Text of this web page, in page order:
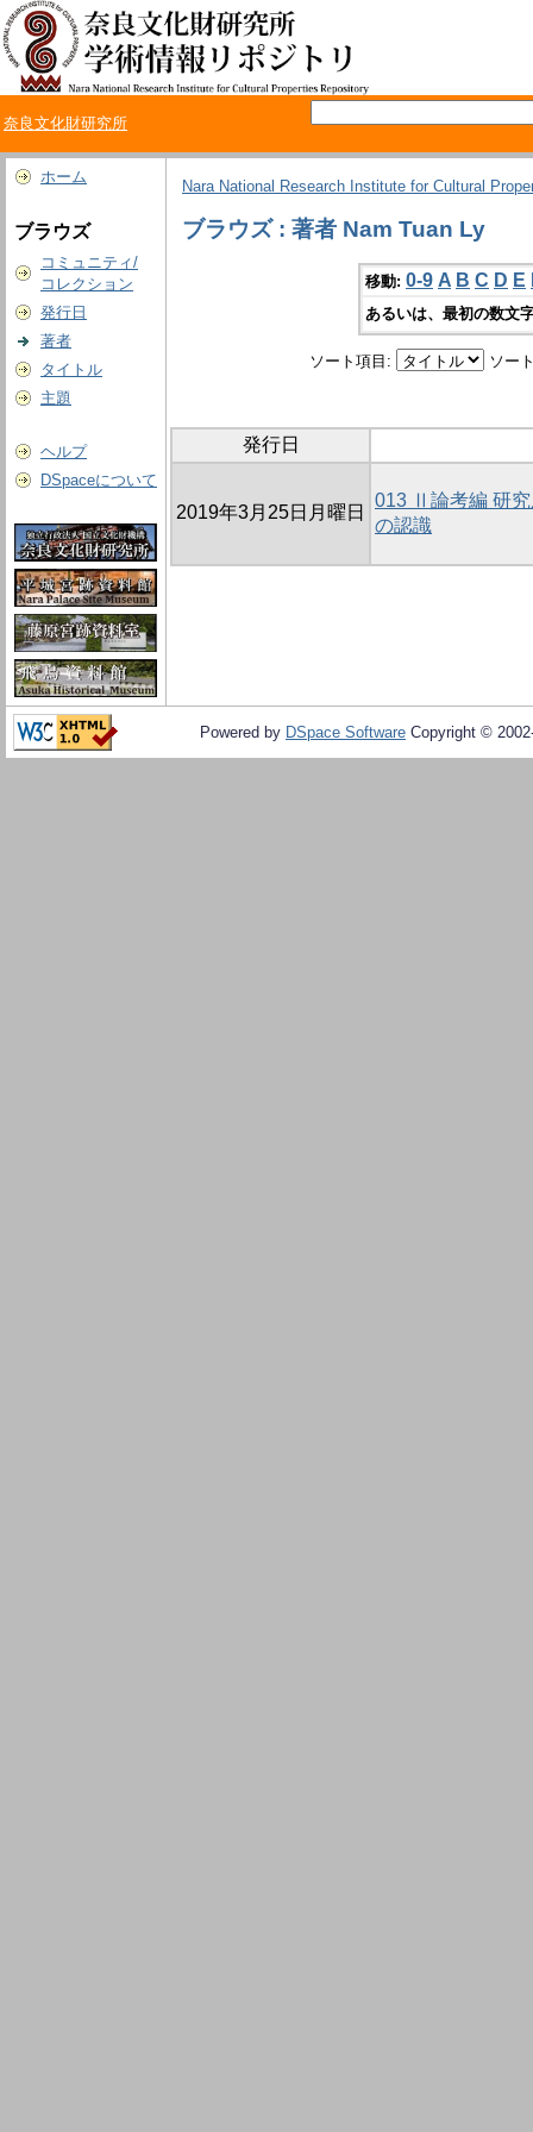
奈良文化財研究所
ホーム
ブラウズ
コミュニティ/
コレクション
発行日
著者
タイトル
主題
ヘルプ
DSpaceについて
Nara National Research Institute for Cultural
ブラウズ : 著者 Nam Tuan Ly
移動: 0-9 A B C D E
あるいは、最初の数文
ソート項目: ソー
発行日
2019年3月25日月曜日
013 Ⅱ論考編 研
の認識
Powered by DSpace Software Copyright ©